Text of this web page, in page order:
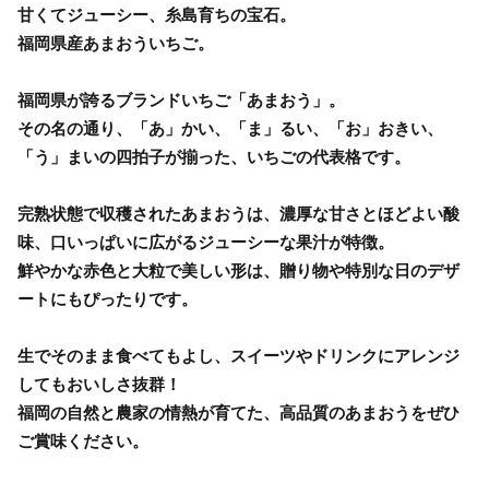
甘くてジューシー、糸島育ちの宝石。
福岡県産あまおういちご。
福岡県が誇るブランドいちご「あまおう」。
その名の通り、「あ」かい、「ま」るい、「お」おきい、
「う」まいの四拍子が揃った、いちごの代表格です。
完熟状態で収穫されたあまおうは、濃厚な甘さとほどよい酸
味、口いっぱいに広がるジューシーな果汁が特徴。
鮮やかな赤色と大粒で美しい形は、贈り物や特別な日のデザ
ートにもぴったりです。
生でそのまま食べてもよし、スイーツやドリンクにアレンジ
してもおいしさ抜群！
福岡の自然と農家の情熱が育てた、高品質のあまおうをぜひ
ご賞味ください。